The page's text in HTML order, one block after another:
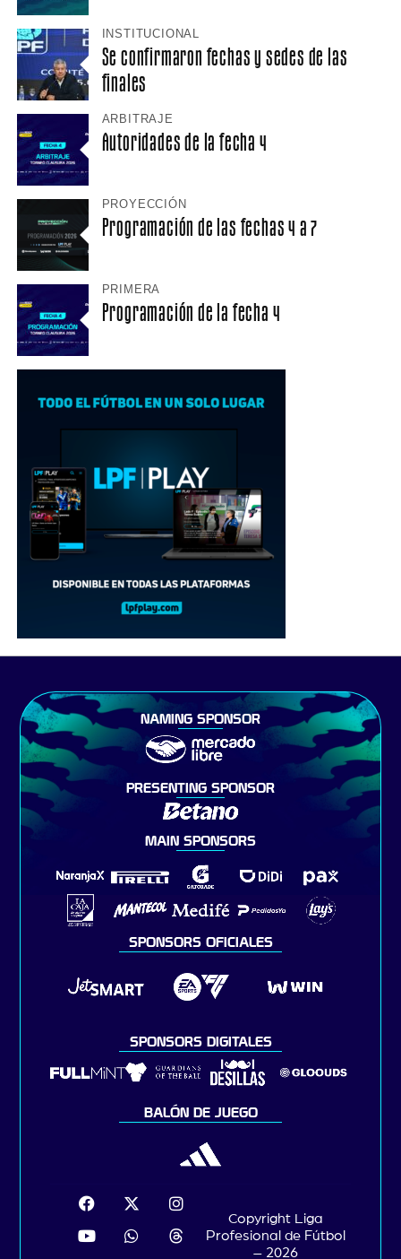
INSTITUCIONAL
Se confirmaron fechas y sedes de las
finales
ARBITRAJE
Autoridades de la fecha 4
PROYECCIÓN
Programación de las fechas 4 a 7
PRIMERA
Programación de la fecha 4
NAMING SPONSOR
PRESENTING SPONSOR
MAIN SPONSORS
SPONSORS OFICIALES
SPONSORS DIGITALES
BALÓN DE JUEGO
Copyright Liga
Profesional de Fútbol
– 2026